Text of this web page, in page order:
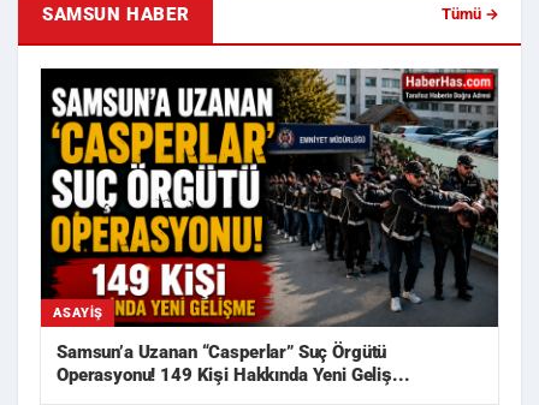
SAMSUN HABER Tümü →
ASAYIŞ
Samsun’a Uzanan “Casperlar” Suç Örgütü
Operasyonu! 149 Kişi Hakkında Yeni Geliş...